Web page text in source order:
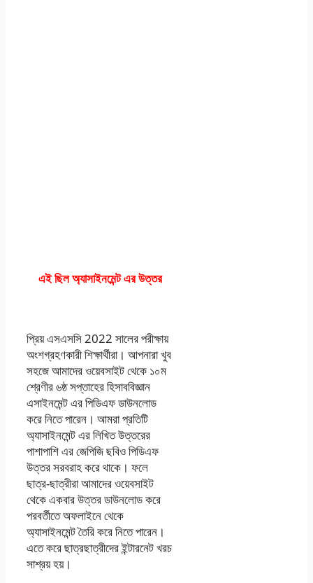
এই ছিল অ্যাসাইনমেন্ট এর উত্তর
প্রিয় এসএসসি 2022 সালের পরীক্ষায়
অংশগ্রহণকারী শিক্ষার্থীরা। আপনারা খুব
সহজে আমাদের ওয়েবসাইট থেকে ১০ম
শ্রেণীর ৬ষ্ঠ সপ্তাহের হিসাববিজ্ঞান
এসাইনমেন্ট এর পিডিএফ ডাউনলোড
করে নিতে পারেন। আমরা প্রতিটি
অ্যাসাইনমেন্ট এর লিখিত উত্তরের
পাশাপাশি এর জেপিজি ছবিও পিডিএফ
উত্তর সরবরাহ করে থাকে। ফলে
ছাত্র-ছাত্রীরা আমাদের ওয়েবসাইট
থেকে একবার উত্তর ডাউনলোড করে
পরবর্তীতে অফলাইনে থেকে
অ্যাসাইনমেন্ট তৈরি করে নিতে পারেন।
এতে করে ছাত্রছাত্রীদের ইন্টারনেট খরচ
সাশ্রয় হয়।